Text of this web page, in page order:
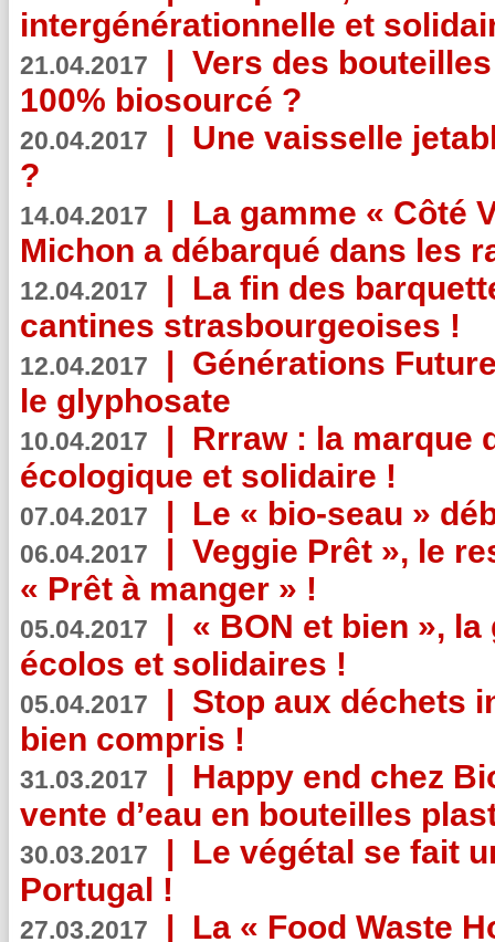
intergénérationnelle et
21.04.2017 | Vers des
100% biosourcé ?
20.04.2017 | Une vaisselle
?
14.04.2017 | La gamme « Côté
Michon a débarqué dans les
12.04.2017 | La fin des
cantines strasbourgeoises !
12.04.2017 | Générations
le glyphosate
10.04.2017 | Rrraw : la marque
écologique et solidaire !
07.04.2017 | Le « bio-seau »
06.04.2017 | Veggie Prêt », le
« Prêt à manger » !
05.04.2017 | « BON et bien »,
écolos et solidaires !
05.04.2017 | Stop aux déchets
bien compris !
31.03.2017 | Happy end chez
vente d’eau en bouteilles
30.03.2017 | Le végétal se fait
Portugal !
27.03.2017 | La « Food Waste